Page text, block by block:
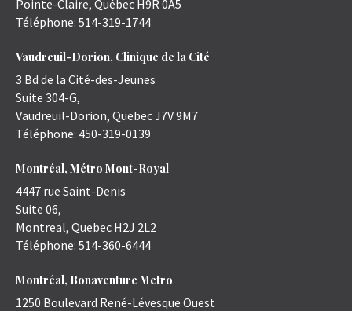
Pointe-Claire, Québec H9R 0A5
Téléphone: 514-319-1744
Vaudreuil-Dorion, Clinique de la Cité
3 Bd de la Cité-des-Jeunes
Suite 304-G,
Vaudreuil-Dorion, QuebecJ7V 9M7
Téléphone: 450-319-0139
Montréal, Métro Mont-Royal
4447 rue Saint-Denis
Suite 06,
Montreal, Quebec H2J 2L2
Téléphone: 514-360-6444
Montréal, Bonaventure Metro
1250 Boulevard René-Lévesque Ouest